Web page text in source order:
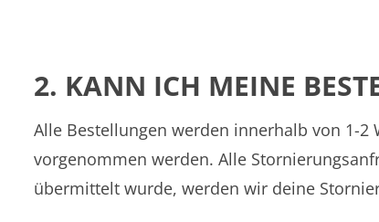
2. KANN ICH MEINE
Alle Bestellungen werden innerhalb von 1-2
vorgenommen werden. Alle
übermittelt wurde, werden wir deine